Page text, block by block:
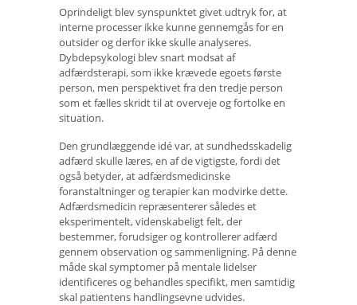
Oprindeligt blev synspunktet givet udtryk for, at
interne processer ikke kunne gennemgås for en
outsider og derfor ikke skulle analyseres.
Dybdepsykologi blev snart modsat af
adfærdsterapi, som ikke krævede egoets første
person, men perspektivet fra den tredje person
som et fælles skridt til at overveje og fortolke en
situation.
Den grundlæggende idé var, at sundhedsskadelig
adfærd skulle læres, en af ​​de vigtigste, fordi det
også betyder, at adfærdsmedicinske
foranstaltninger og terapier kan modvirke dette.
Adfærdsmedicin repræsenterer således et
eksperimentelt, videnskabeligt felt, der
bestemmer, forudsiger og kontrollerer adfærd
gennem observation og sammenligning. På denne
måde skal symptomer på mentale lidelser
identificeres og behandles specifikt, men samtidig
skal patientens handlingsevne udvides.